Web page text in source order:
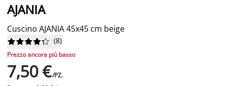
AJANIA
Cuscino AJANIA 45x45 cm beige





 (8)
Prezzo ancora più basso
7,50 €/PZ.